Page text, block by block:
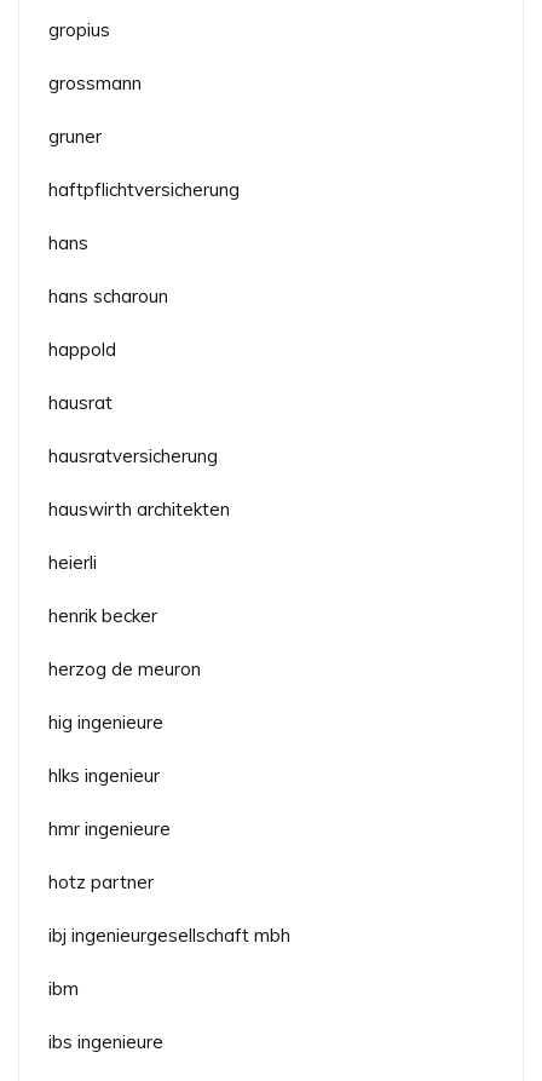
gropius
grossmann
gruner
haftpflichtversicherung
hans
hans scharoun
happold
hausrat
hausratversicherung
hauswirth architekten
heierli
henrik becker
herzog de meuron
hig ingenieure
hlks ingenieur
hmr ingenieure
hotz partner
ibj ingenieurgesellschaft mbh
ibm
ibs ingenieure